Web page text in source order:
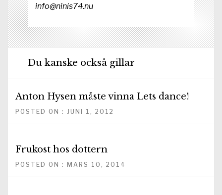
info@ninis74.nu
Du kanske också gillar
Anton Hysen måste vinna Lets dance!
POSTED ON : JUNI 1, 2012
Frukost hos dottern
POSTED ON : MARS 10, 2014